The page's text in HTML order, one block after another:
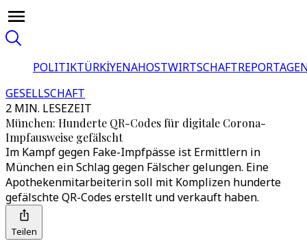
POLITIKTÜRKİYENAHOSTWIRTSCHAFT
GESELLSCHAFT
2 MIN. LESEZEIT
München: Hunderte QR-Codes für digitale Corona-
Impfausweise gefälscht
Im Kampf gegen Fake-Impfpässe ist Ermittlern in
München ein Schlag gegen Fälscher gelungen. Eine
Apothekenmitarbeiterin soll mit Komplizen hunderte
gefälschte QR-Codes erstellt und verkauft haben.
Teilen